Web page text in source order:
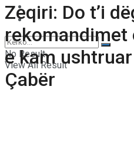
Tech & Auto
Video
No Result
View All Result
Zeqiri: Do t’i
rekomandimet
e kam
Çabër